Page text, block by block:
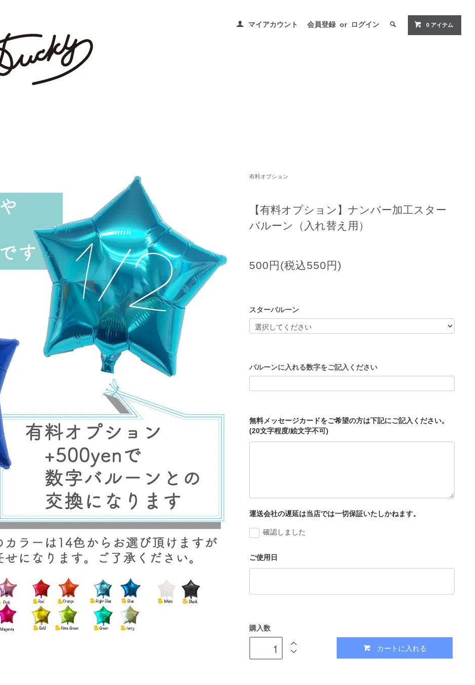
マイアカウント 会員登録 or ログイン 0 アイテム
有料オプション
【有料オプション】ナンバー加工スター
バルーン（入れ替え用）
500円(税込550円)
スターバルーン
バルーンに入れる数字をご記入ください
無料メッセージカードをご希望の方は下記にご記入ください。
(20文字程度/絵文字不可)
運送会社の遅延は当店では一切保証いたしかねます。
確認しました
ご使用日
購入数
カートに入れる